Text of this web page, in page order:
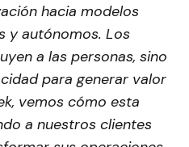
hacia modelos
y autónomos. Los
a las personas, sino
para generar valor
vemos cómo esta
a nuestros clientes